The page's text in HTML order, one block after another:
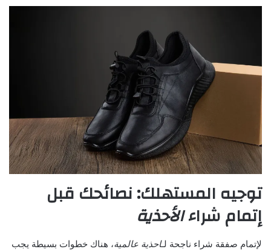
توجيه المستهلك: نصائحك قبل
إتمام شراءالأحذية
لإتمام صفقة شراء ناجحة لـاحذية عالمية، هناك خطوات بسيطة يجب